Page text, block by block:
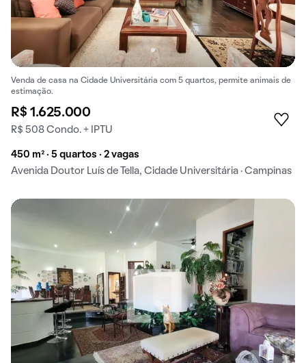
Venda de casa na Cidade Universitária com 5 quartos, permite animais de
estimação.
R$ 1.625.000
R$ 508 Condo. + IPTU
450 m² · 5 quartos · 2 vagas
Avenida Doutor Luís de Tella, Cidade Universitária · Campinas